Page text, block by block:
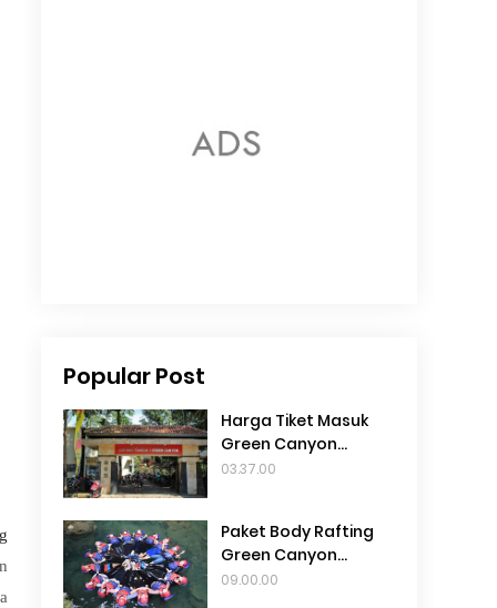
Popular Post
Harga Tiket Masuk
Green Canyon
Pangandaran 2024
03.37.00
Paket Body Rafting
Green Canyon
Pangandaran 2025
09.00.00